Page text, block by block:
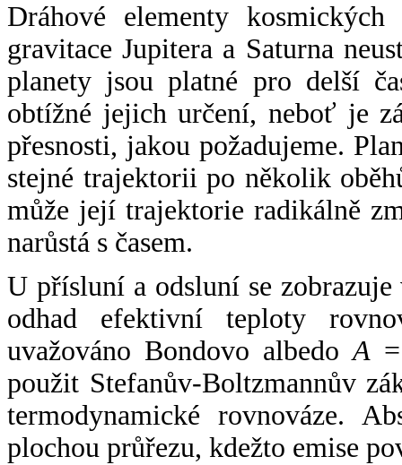
Dráhové elementy
gravitace Jupitera a Saturna
planety jsou platné pro delší
obtížné jejich určení, neboť je
přesnosti, jakou požadujeme.
stejné trajektorii po několik
může její trajektorie radikálně
narůstá s časem.
U přísluní a odsluní se
odhad efektivní teploty
uvažováno Bondovo albedoA
použit Stefanův-Boltzmannův
termodynamické rovnováze.
plochou průřezu, kdežto emise